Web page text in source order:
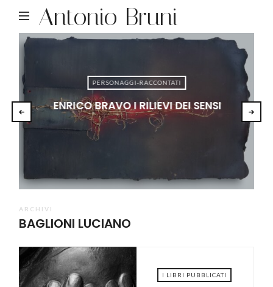
Antonio Bruni
PERSONAGGI-RACCONTATI
ENRICO BRAVO I RILIEVI DEI SENSI
ARCHIVI
BAGLIONI LUCIANO
I LIBRI PUBBLICATI